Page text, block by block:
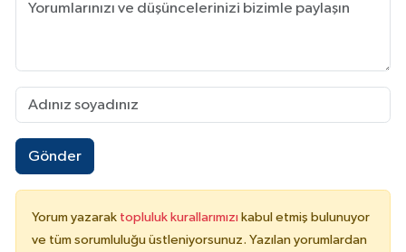
Gönder
Yorum yazarak topluluk kurallarımızı kabul etmiş bulunuyor
ve tüm sorumluluğu üstleniyorsunuz. Yazılan yorumlardan